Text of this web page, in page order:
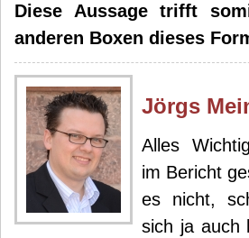
Diese Aussage trifft
anderen Boxen dieses
Jörgs
Alles
im Bericht
es nicht,
sich ja auch